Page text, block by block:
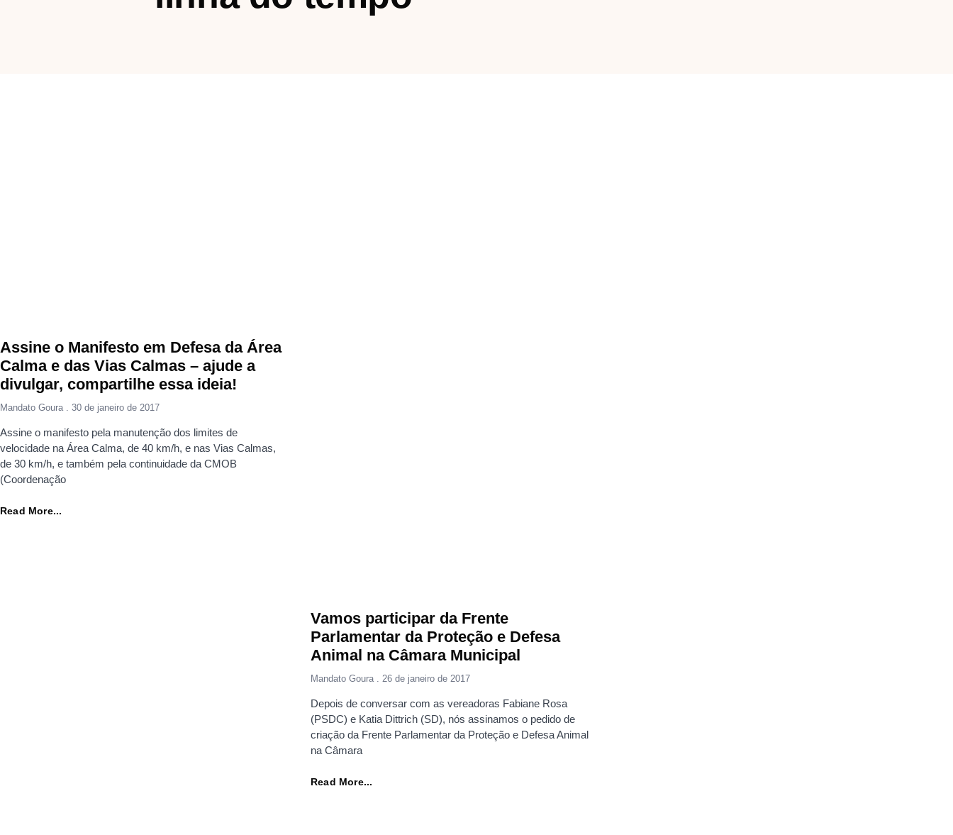
Assine o Manifesto em Defesa da Área
Calma e das Vias Calmas – ajude a
divulgar, compartilhe essa ideia!
Mandato Goura 30 de janeiro de 2017
Assine o manifesto pela manutenção dos limites de
velocidade na Área Calma, de 40 km/h, e nas Vias Calmas,
de 30 km/h, e também pela continuidade da CMOB
(Coordenação
Read More...
Vamos participar da Frente
Parlamentar da Proteção e Defesa
Animal na Câmara Municipal
Mandato Goura 26 de janeiro de 2017
Depois de conversar com as vereadoras Fabiane Rosa
(PSDC) e Katia Dittrich (SD), nós assinamos o pedido de
criação da Frente Parlamentar da Proteção e Defesa Animal
na Câmara
Read More...